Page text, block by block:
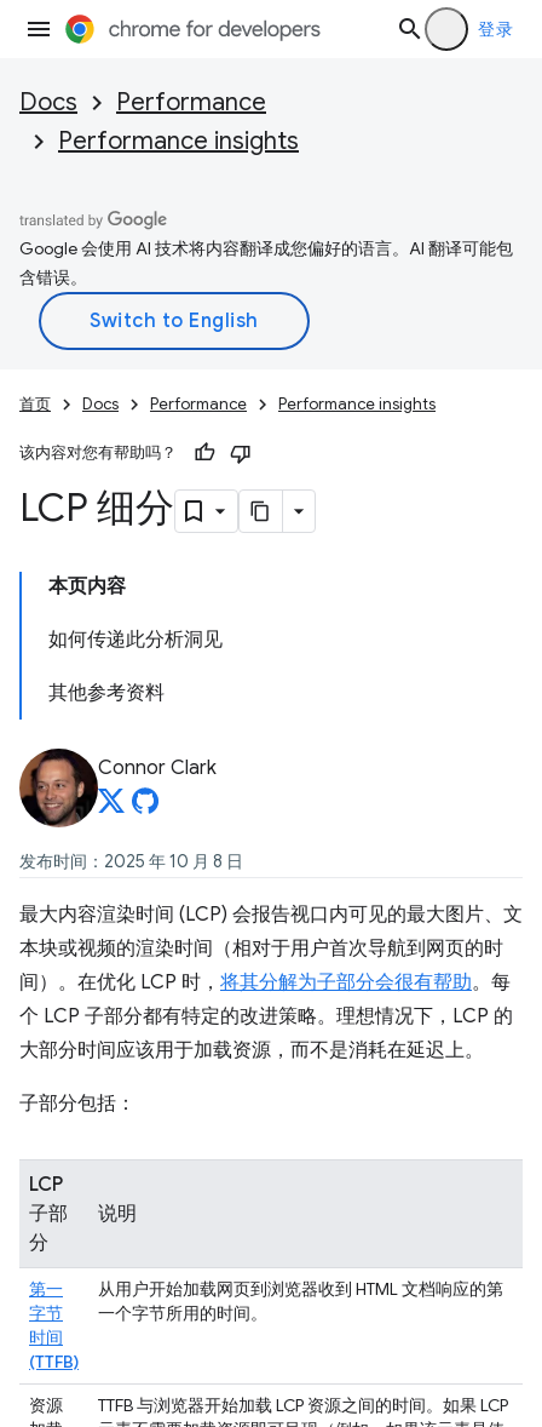
登录
Docs
Performance
Performance insights
Google 会使用 AI 技术将内容翻译成您偏好的语言。AI 翻译可能包
含错误。
首页 Docs Performance Performance insights
该内容对您有帮助吗？
LCP 细分
本页内容
如何传递此分析洞见
其他参考资料
Connor Clark
发布时间：2025 年 10 月 8 日
最大内容渲染时间 (LCP) 会报告视口内可见的最大图片、文
本块或视频的渲染时间（相对于用户首次导航到网页的时
间）。在优化 LCP 时， 将其分解为子部分会很有帮助。每
个 LCP 子部分都有特定的改进策略。理想情况下，LCP 的
大部分时间应该用于加载资源，而不是消耗在延迟上。
子部分包括：
LCP
子部
分
说明
第一
字节
时间
(TTFB)
从用户开始加载网页到浏览器收到 HTML 文档响应的第
一个字节所用的时间。
资源
TTFB 与浏览器开始加载 LCP 资源之间的时间。如果 LCP